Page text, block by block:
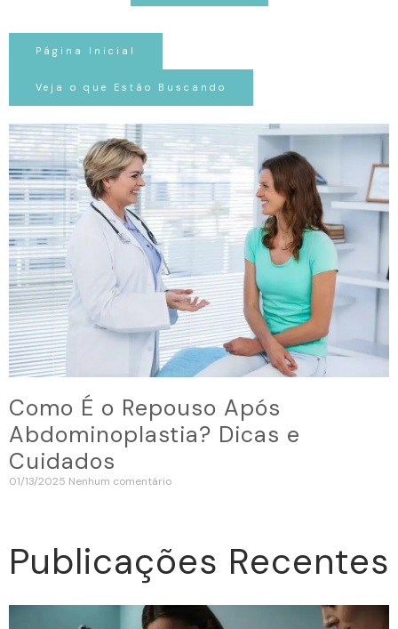
Página Inicial
Veja o que Estão Buscando
Como É o Repouso Após
Abdominoplastia? Dicas e
Cuidados
01/13/2025 Nenhum comentário
Publicações Recentes